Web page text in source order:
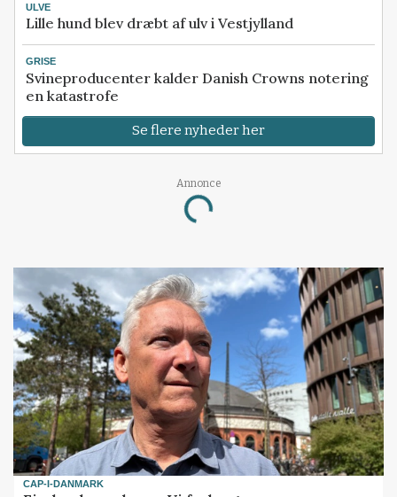
ULVE
Lille hund blev dræbt af ulv i Vestjylland
GRISE
Svineproducenter kalder Danish Crowns notering
en katastrofe
Se flere nyheder her
Annonce
Loading...
CAP-I-DANMARK